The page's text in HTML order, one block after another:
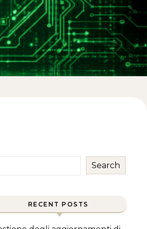
Search
RECENT POSTS